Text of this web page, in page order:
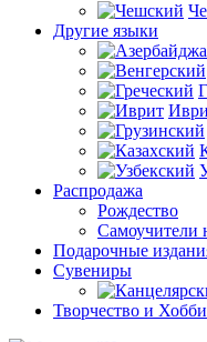
Другие языки
Распродажа
Рождество
Самоучители
Подарочные
Сувениры
Творчество и Хобби